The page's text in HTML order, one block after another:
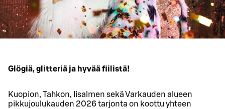
Glögiä, glitteriä ja hyvää fiilistä!
Kuopion, Tahkon, Iisalmen sekä Varkauden alueen
pikkujoulukauden 2026 tarjonta on koottu yhteen